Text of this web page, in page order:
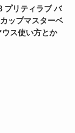
プリティラブ バ
ップマスターベ
ウス使い方とか